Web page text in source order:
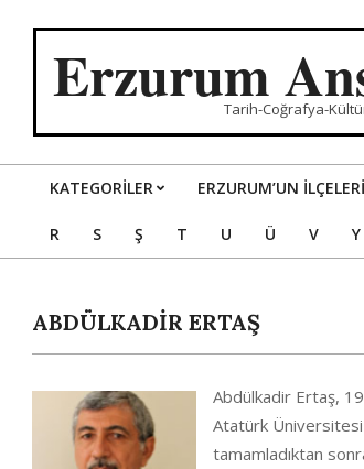
ErzurumTarih-Coğrafya-
Primary
Navigation
KATEGORILER ERZURUM’UN İLÇELERİ
R S Ş T U Ü V Y
ABDÜLKADİR ERTAŞ
Abdülkadir Ertaş,
Atatürk Üniversitesi
tamamladıktan